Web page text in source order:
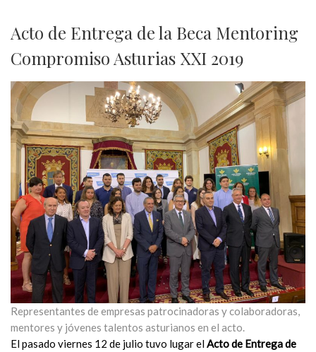
Acto de Entrega de la Beca Mentoring
Compromiso Asturias XXI 2019
Representantes de empresas patrocinadoras y colaboradoras,
mentores y jóvenes talentos asturianos en el acto.
El pasado viernes 12 de julio tuvo lugar elActo de Entrega de